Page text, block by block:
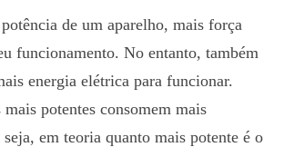
de um aparelho, mais força
funcionamento. No entanto, também
energia elétrica para funcionar.
potentes consomem mais
em teoria quanto mais potente é o